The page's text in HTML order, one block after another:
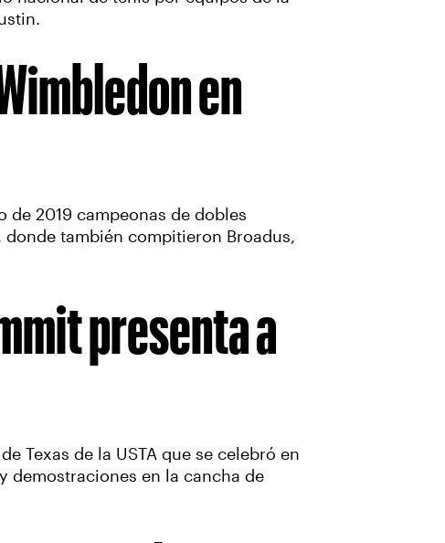
en
2019 campeonas de dobles
también compitieron Broadus,
presenta a
Texas de la USTA que se celebró en
demostraciones en la cancha de